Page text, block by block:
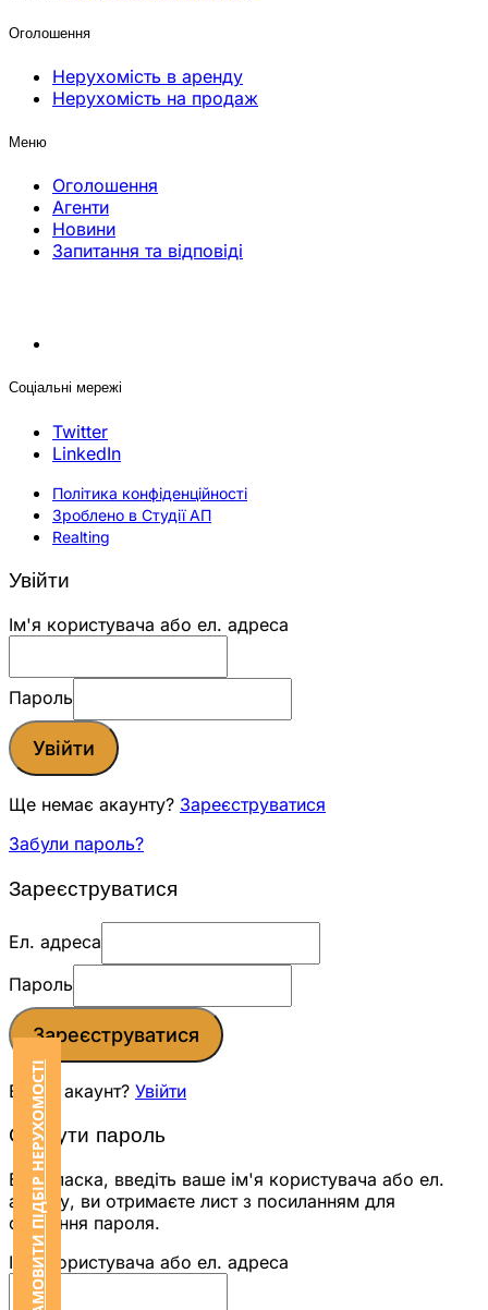
Оголошення
Нерухомість в аренду
Нерухомість на продаж
Меню
Оголошення
Агенти
Новини
Запитання та відповіді
Соціальні мережі
Twitter
LinkedIn
Політика конфіденційності
Зроблено в Студії АП
Realting
ЗАМОВИТИ ПІДБІР НЕРУХОМОСТІ
Увійти
Ім'я користувача або ел. адреса
Пароль
Увійти
Ще немає акаунту? Зареєструватися
Забули пароль?
Зареєструватися
Ел. адреса
Пароль
Зареєструватися
Вже є акаунт? Увійти
Скинути пароль
Будь ласка, введіть ваше ім'я користувача або ел.
адресу, ви отримаєте лист з посиланням для
скидання пароля.
Ім'я користувача або ел. адреса